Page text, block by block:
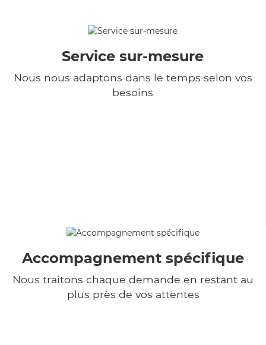
Service sur-mesure
Nous nous adaptons dans le temps selon vos
besoins
Accompagnement spécifique
Nous traitons chaque demande en restant au
plus près de vos attentes